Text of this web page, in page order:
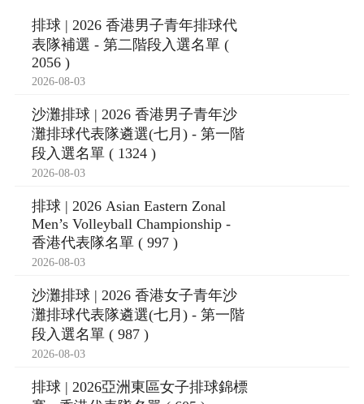
排球 | 2026 香港男子青年排球代
表隊補選 - 第二階段入選名單 (
2056 )
2026-08-03
沙灘排球 | 2026 香港男子青年沙
灘排球代表隊遴選(七月) - 第一階
段入選名單 ( 1324 )
2026-08-03
排球 | 2026 Asian Eastern Zonal
Men’s Volleyball Championship -
香港代表隊名單 ( 997 )
2026-08-03
沙灘排球 | 2026 香港女子青年沙
灘排球代表隊遴選(七月) - 第一階
段入選名單 ( 987 )
2026-08-03
排球 | 2026亞洲東區女子排球錦標